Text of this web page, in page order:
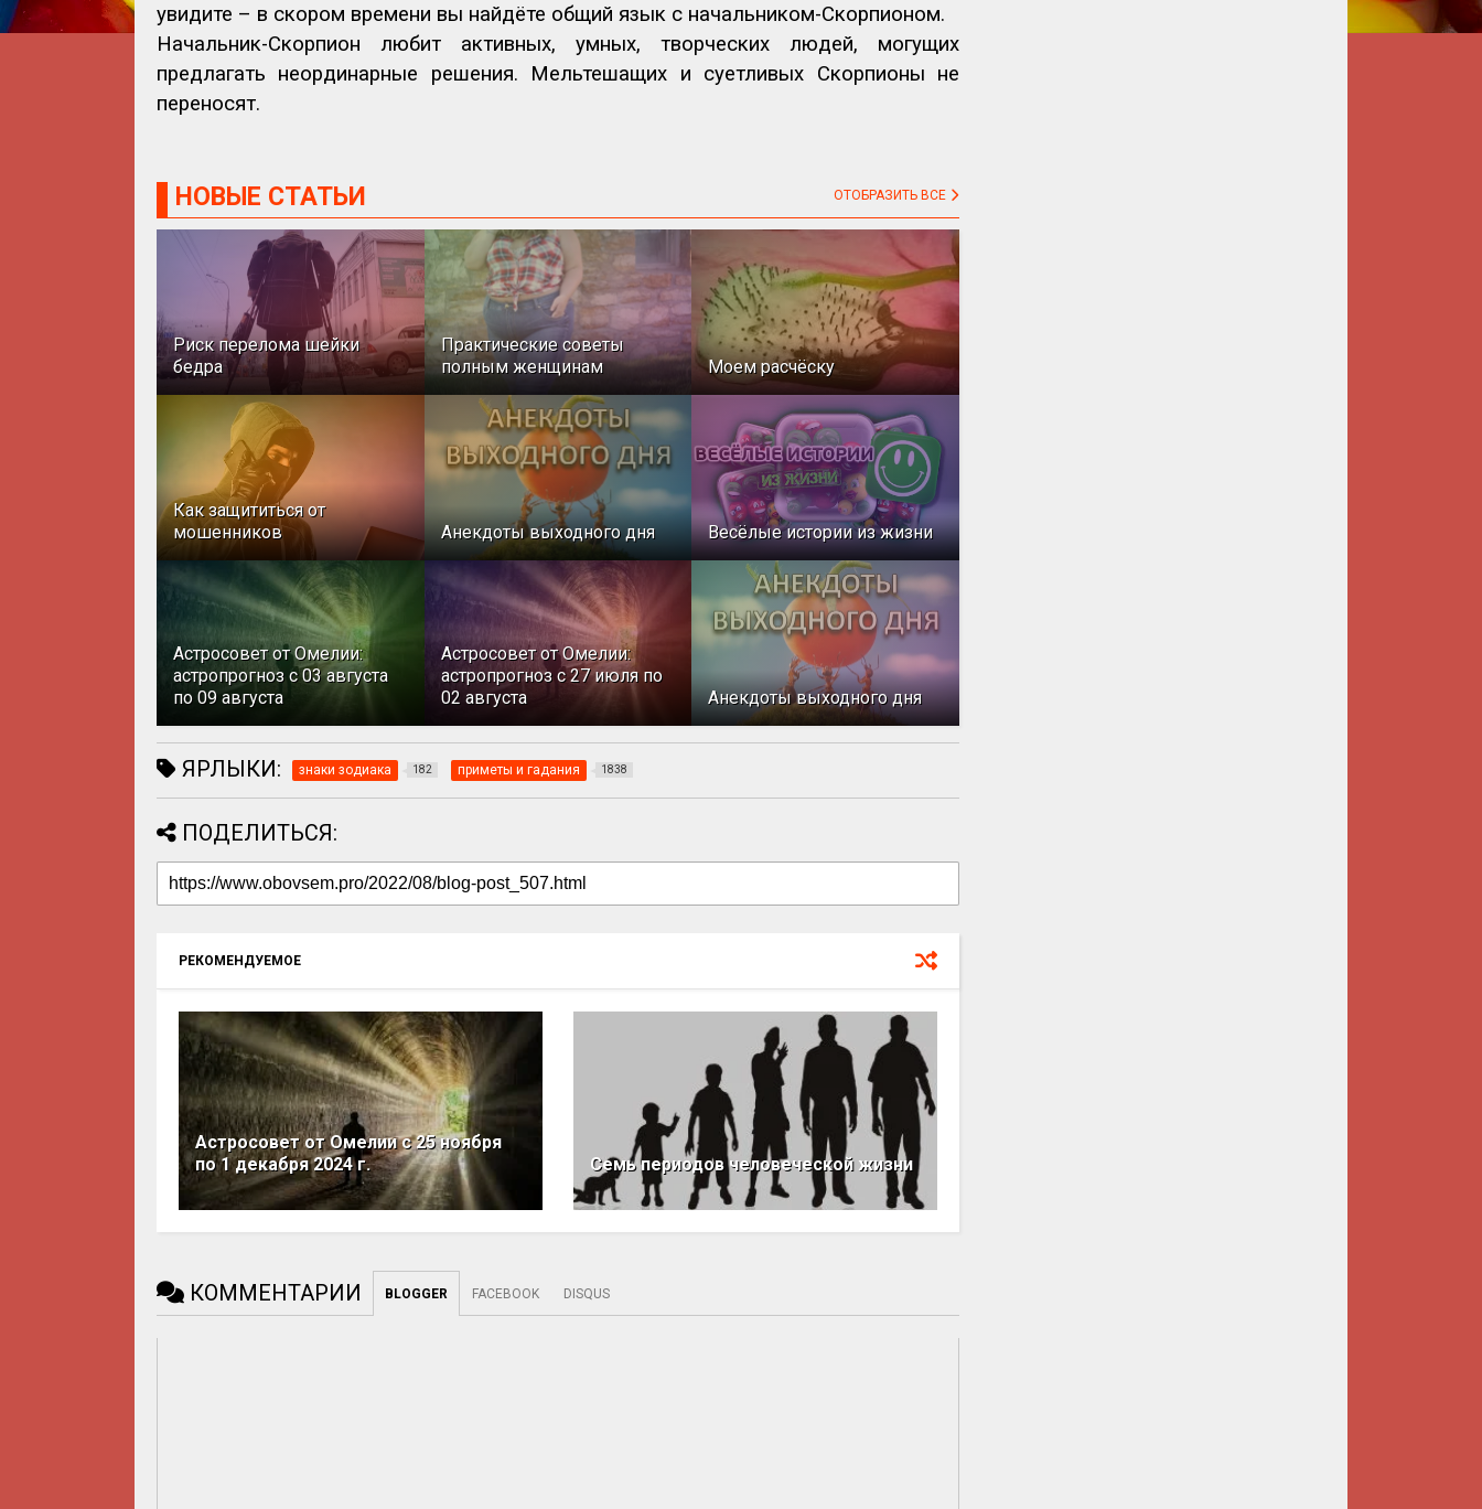
увидите – в скором времени вы найдёте общий язык с начальником-Скорпионом.
Начальник-Скорпион любит активных, умных, творческих людей, могущих
предлагать неординарные решения. Мельтешащих и суетливых Скорпионы не
переносят.
НОВЫЕ СТАТЬИ ОТОБРАЗИТЬ ВСЕ
Риск перелома шейки
бедра
Практические советы
полным женщинам
Моем расчёску
Как защититься от
мошенников
Анекдоты выходного дня Весёлые истории из жизни
Астросовет от Омелии:
астропрогноз с 03 августа
по 09 августа
Астросовет от Омелии:
астропрогноз с 27 июля по
02 августа
Анекдоты выходного дня
ЯРЛЫКИ: знаки зодиака 182 приметы и гадания 1838
ПОДЕЛИТЬСЯ:
РЕКОМЕНДУЕМОЕ
Астросовет от Омелии с 25 ноября
по 1 декабря 2024 г.
Семь периодов человеческой жизни
КОММЕНТАРИИ BLOGGER FACEBOOK DISQUS